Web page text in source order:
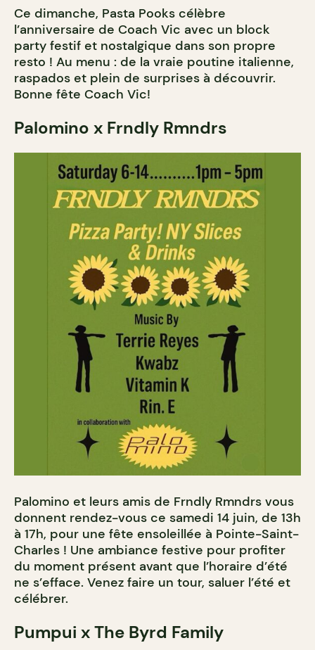
Ce dimanche, Pasta Pooks célèbre
l’anniversaire de Coach Vic avec un block
party festif et nostalgique dans son propre
resto ! Au menu : de la vraie poutine italienne,
raspados et plein de surprises à découvrir.
Bonne fête Coach Vic!
Palomino x Frndly Rmndrs
Palomino et leurs amis de Frndly Rmndrs vous
donnent rendez-vous ce samedi 14 juin, de 13h
à 17h, pour une fête ensoleillée à Pointe-Saint-
Charles ! Une ambiance festive pour profiter
du moment présent avant que l’horaire d’été
ne s’efface. Venez faire un tour, saluer l’été et
célébrer.
Pumpui x The Byrd Family